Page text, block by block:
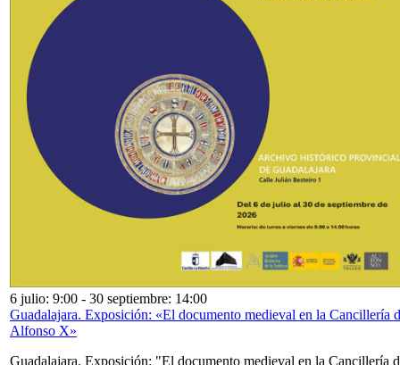
6 julio: 9:00 - 30 septiembre: 14:00
Guadalajara. Exposición: «El documento medieval en la Cancillería
Alfonso X»
Guadalajara. Exposición: "El documento medieval en la Cancillería